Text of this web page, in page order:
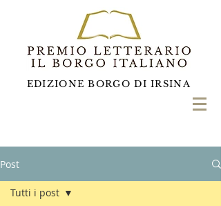
EDIZIONE BORGO DI IRSINA
Post
Tutti i post